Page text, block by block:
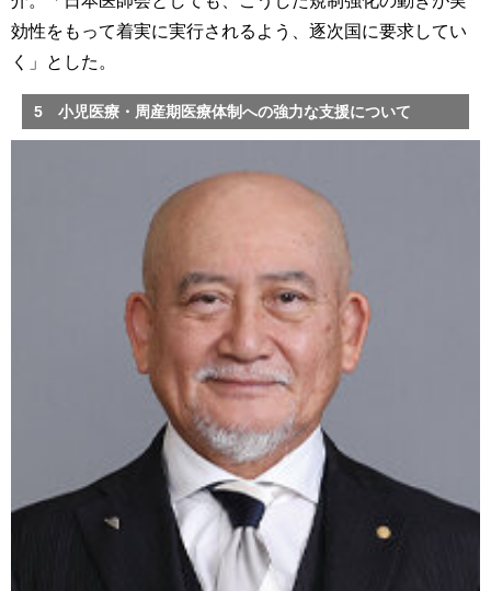
効性をもって着実に実行されるよう、逐次国に要求してい
く」とした。
5 小児医療・周産期医療体制への強力な支援について